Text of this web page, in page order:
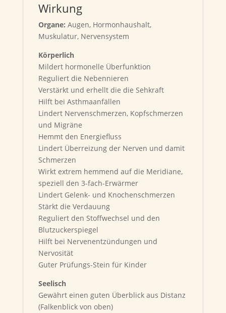
Wirkung
Organe: Augen, Hormonhaushalt,
Muskulatur, Nervensystem
Körperlich
Mildert hormonelle Überfunktion
Reguliert die Nebennieren
Verstärkt und erhellt die die Sehkraft
Hilft bei Asthmaanfällen
Lindert Nervenschmerzen, Kopfschmerzen
und Migräne
Hemmt den Energiefluss
Lindert Überreizung der Nerven und damit
Schmerzen
Wirkt extrem hemmend auf die Meridiane,
speziell den 3-fach-Erwärmer
Lindert Gelenk- und Knochenschmerzen
Stärkt die Verdauung
Reguliert den Stoffwechsel und den
Blutzuckerspiegel
Hilft bei Nervenentzündungen und
Nervosität
Guter Prüfungs-Stein für Kinder
Seelisch
Gewährt einen guten Überblick aus Distanz
(Falkenblick von oben)